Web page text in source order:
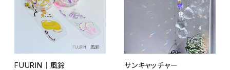
FUURIN｜風鈴
サンキャッチャー